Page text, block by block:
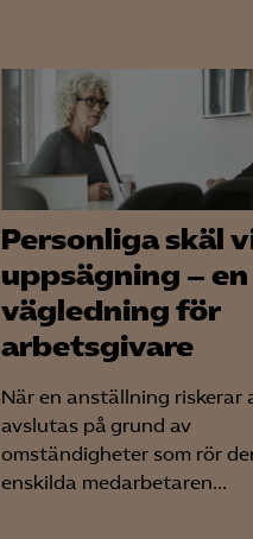
Personliga skäl
uppsägning – en
vägledning för
arbetsgivare
När en anställning riskerar
avslutas på grund av
omständigheter som rör
enskilda medarbetaren...